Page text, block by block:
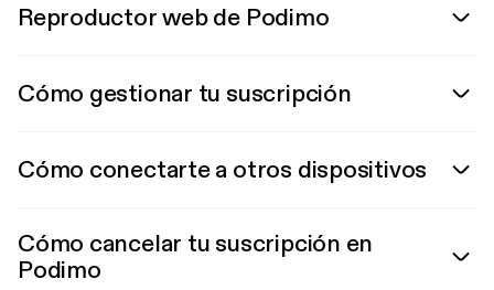
Reproductor web de Podimo
Cómo gestionar tu suscripción
Cómo conectarte a otros dispositivos
Cómo cancelar tu suscripción en
Podimo